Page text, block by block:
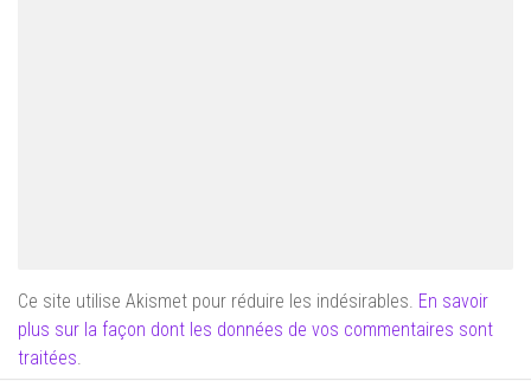
Ce site utilise Akismet pour réduire les indésirables. En savoir
plus sur la façon dont les données de vos commentaires sont
traitées